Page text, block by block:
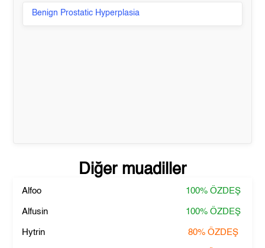
Benign Prostatic Hyperplasia
Diğer muadiller
Alfoo 100% ÖZDEŞ
Alfusin 100% ÖZDEŞ
Hytrin 80% ÖZDEŞ